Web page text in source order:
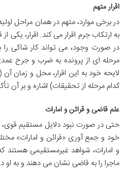
اقرار متهم
در برخی موارد، متهم در همان مراحل
به ارتکاب جرم اقرار می کند. اقرار، یکی
در صورت وجود، می تواند کار شاکی را
مرحله ای از پرونده به ضرب و جرح
لایحه خود به این اقرار، محل و زمان آن
کدام مرحله از تحقیقات) اشاره و بر آن
علم قاضی و قرائن و امارات
حتی در صورت نبود دلایل مستقیم قوی،
خود و جمع آوری «قرائن و امارات»
و امارات، شواهد غیرمستقیمی هستند
ماجرا را به قاضی نشان می دهند و به